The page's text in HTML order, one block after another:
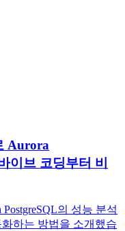
Aurora
이브 코딩부터 비
의 성능 분석
하는 방법을 소개했습